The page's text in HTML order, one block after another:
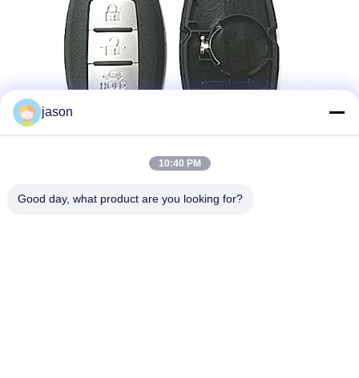
jason
10:40 PM
Good day, what product are you looking for?